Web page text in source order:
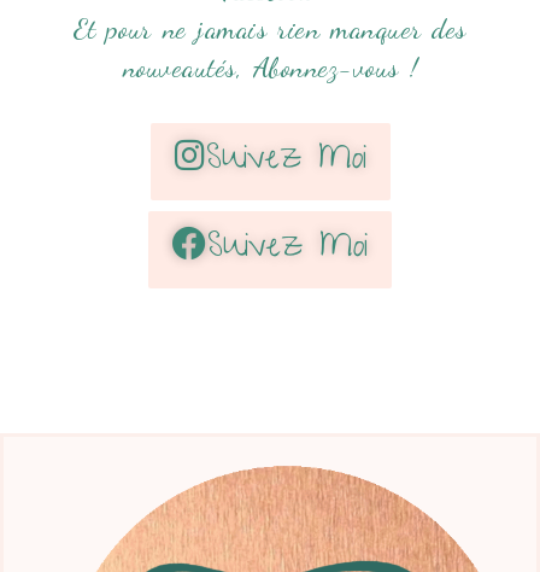
Et pour ne jamais rien manquer des
nouveautés, Abonnez-vous !
Suivez Moi
Suivez Moi